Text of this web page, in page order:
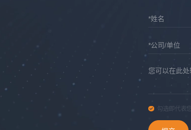
*姓名
*公司/单位
您可以在此
勾选即代表